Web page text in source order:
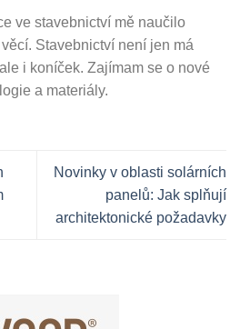
ve stavebnictví mě naučilo
Stavebnictví není jen má
i koníček. Zajímam se o nové
a materiály.
Novinky v oblasti solárních
panelů: Jak splňují
architektonické požadavky